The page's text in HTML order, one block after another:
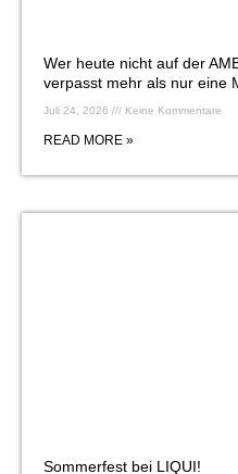
Wer heute nicht auf der
verpasst mehr als nur eine
Juli 24, 2026 Keine Kommentare
READ MORE »
Sommerfest bei LIQUI!